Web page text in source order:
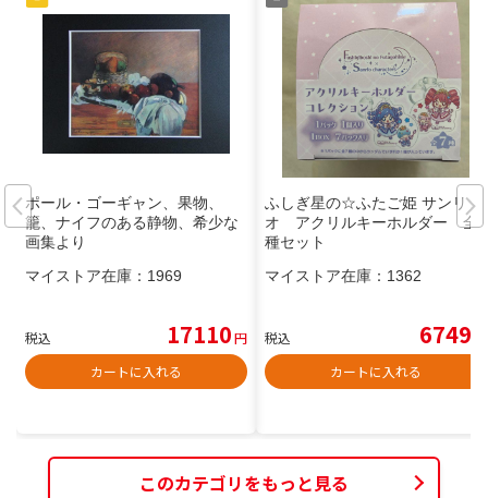
ポール・ゴーギャン、果物、
籠、ナイフのある静物、希少な
画集より
マイストア在庫： 1969
税込 17110円
カートに入れる
ふしぎ星の☆ふたご姫 サンリ
オ アクリルキーホルダー 全7
種セット
マイストア在庫： 1362
税込 6749
カートに入れる
このカテゴリをもっと見る